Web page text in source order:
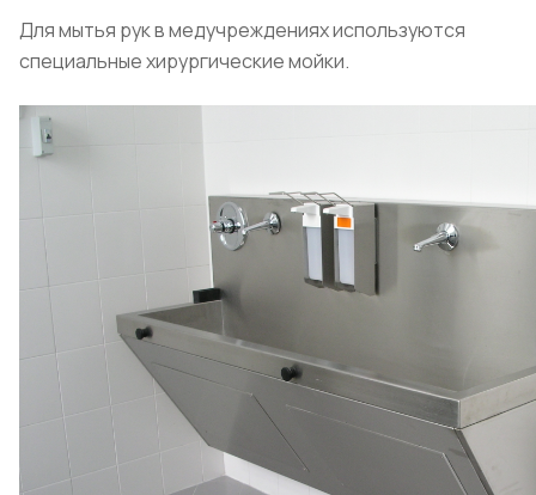
Для мытья рук в медучреждениях используются
специальные хирургические мойки.